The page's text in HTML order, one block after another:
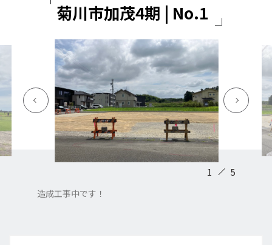
菊川市加茂4期 | No.1
造成工事中です！
1 5